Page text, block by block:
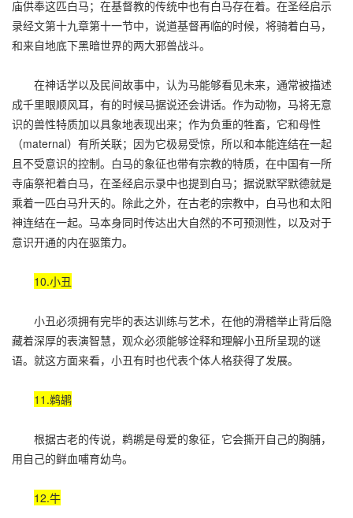
庙供奉这匹白马；在基督教的传统中也有白马存在着。在圣经启示
录经文第十九章第十一节中，说道基督再临的时候，将骑着白马，
和来自地底下黑暗世界的两大邪兽战斗。
在神话学以及民间故事中，认为马能够看见未来，通常被描述
成千里眼顺风耳，有的时候马据说还会讲话。作为动物，马将无意
识的兽性特质加以具象地表现出来；作为负重的牲畜，它和母性
（maternal）有所关联；因为它极易受惊，所以和本能连结在一起
且不受意识的控制。白马的象征也带有宗教的特质，在中国有一所
寺庙祭祀着白马，在圣经启示录中也提到白马；据说默罕默德就是
乘着一匹白马升天的。除此之外，在古老的宗教中，白马也和太阳
神连结在一起。马本身同时传达出大自然的不可预测性，以及对于
意识开通的内在驱策力。
10.小丑
小丑必须拥有完毕的表达训练与艺术，在他的滑稽举止背后隐
藏着深厚的表演智慧，观众必须能够诠释和理解小丑所呈现的谜
语。就这方面来看，小丑有时也代表个体人格获得了发展。
11.鹈鹕
根据古老的传说，鹈鹕是母爱的象征，它会撕开自己的胸脯，
用自己的鲜血哺育幼鸟。
12.牛